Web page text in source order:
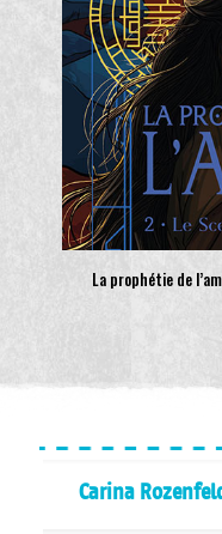
La prophétie de
Carina